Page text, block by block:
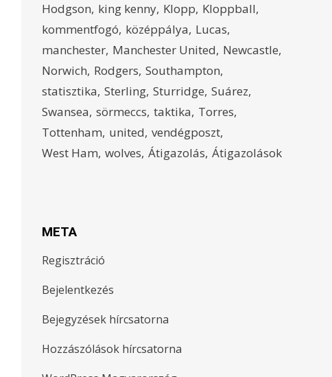
Hodgson king kenny Klopp Kloppball
kommentfogó középpálya Lucas
manchester Manchester United Newcastle
Norwich Rodgers Southampton
statisztika Sterling Sturridge Suárez
Swansea sörmeccs taktika Torres
Tottenham united vendégposzt
West Ham wolves Átigazolás Átigazolások
META
Regisztráció
Bejelentkezés
Bejegyzések hírcsatorna
Hozzászólások hírcsatorna